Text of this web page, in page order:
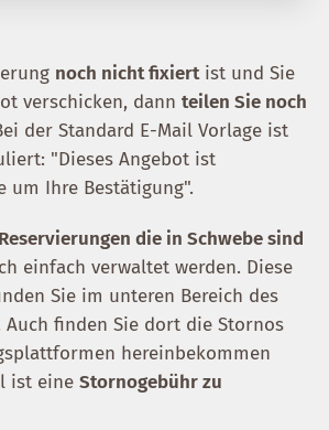
noch nicht fixiertist und Sie
verschicken, dann teilen Sie noch
der Standard E-Mail Vorlage ist
"Dieses Angebot ist
um Ihre Bestätigung".
die in Schwebe sind
einfach verwaltet werden. Diese
Sie im unteren Bereich des
Auch finden Sie dort die Stornos
hereinbekommen
ist eine Stornogebühr zu